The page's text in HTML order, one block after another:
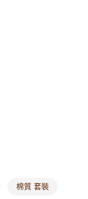
棉質 套裝